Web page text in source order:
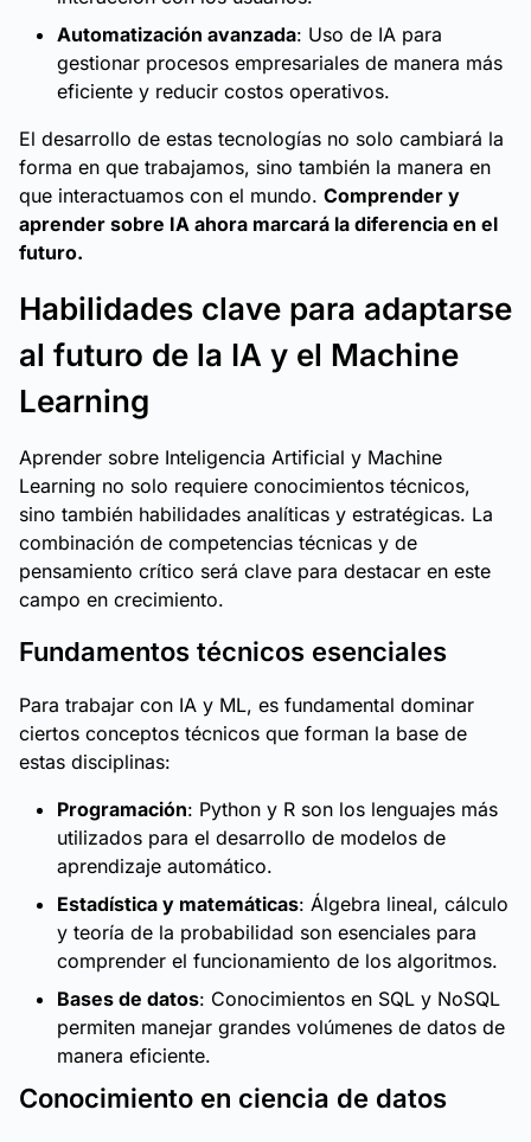
Automatización avanzada: Uso de IA para
gestionar procesos empresariales de manera más
eficiente y reducir costos operativos.
El desarrollo de estas tecnologías no solo cambiará la
forma en que trabajamos, sino también la manera en
que interactuamos con el mundo. Comprender y
aprender sobre IA ahora marcará la diferencia en el
futuro.
Habilidades clave para adaptarse
al futuro de la IA y el Machine
Learning
Aprender sobre Inteligencia Artificial y Machine
Learning no solo requiere conocimientos técnicos,
sino también habilidades analíticas y estratégicas. La
combinación de competencias técnicas y de
pensamiento crítico será clave para destacar en este
campo en crecimiento.
Fundamentos técnicos esenciales
Para trabajar con IA y ML, es fundamental dominar
ciertos conceptos técnicos que forman la base de
estas disciplinas:
Programación: Python y R son los lenguajes más
utilizados para el desarrollo de modelos de
aprendizaje automático.
Estadística y matemáticas: Álgebra lineal, cálculo
y teoría de la probabilidad son esenciales para
comprender el funcionamiento de los algoritmos.
Bases de datos: Conocimientos en SQL y NoSQL
permiten manejar grandes volúmenes de datos de
manera eficiente.
Conocimiento en ciencia de datos